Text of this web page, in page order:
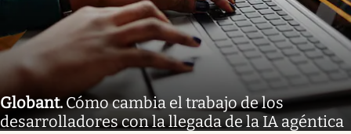
Globant. Cómo cambia el trabajo de los
desarrolladores con la llegada de la IA agéntica